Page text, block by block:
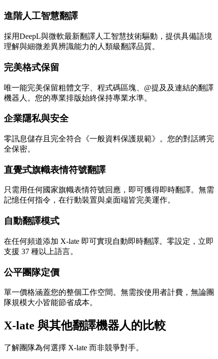
進階人工智慧翻譯
採用DeepL與微軟最新翻譯人工智慧技術驅動，提供具備語境
理解與細微差異辨識能力的人類級翻譯品質。
完美格式保留
唯一能完美保留粗體文字、程式碼區塊、@提及及連結的翻譯
機器人。您的專業排版始終保持專業水準。
企業隱私與安全
零訊息儲存且完全符合《一般資料保護規範》。您的對話將完
全保密。
直覺式旗幟表情符號翻譯
只需用任何國家旗幟表情符號回應，即可獲得即時翻譯。無需
記憶任何指令，在行動裝置與桌面端皆完美運作。
自動翻譯模式
在任何頻道添加 X-late 即可實現自動即時翻譯。零設定，立即
支援 37 種以上語言。
公平團隊定價
單一價格涵蓋您的整個工作空間。無需按使用者計費，無論團
隊規模大小皆能節省成本。
X-late 與其他翻譯機器人的比較
了解團隊為何選擇 X-late 而非競爭對手。